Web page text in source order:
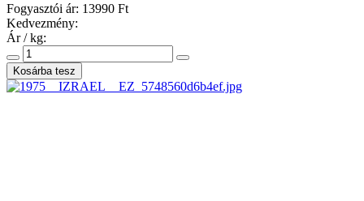
Fogyasztói ár: 13990 Ft
Kedvezmény:
Ár / kg: